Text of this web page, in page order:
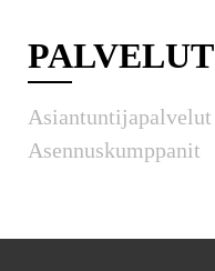
PALVELUT
Asiantuntijapalvelut
Asennuskumppanit